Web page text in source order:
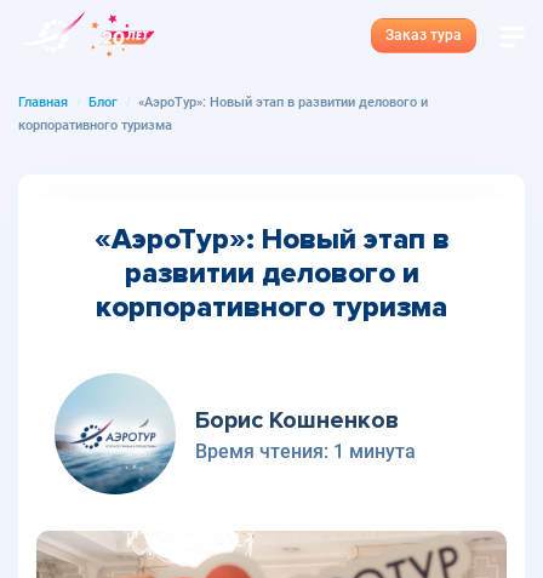
Заказ тура
Главная Блог
«АэроТур»: Новый этап в развитии делового и
корпоративного туризма
«АэроТур»: Новый этап в
развитии делового и
корпоративного туризма
Борис Кошненков
Время чтения: 1 минута